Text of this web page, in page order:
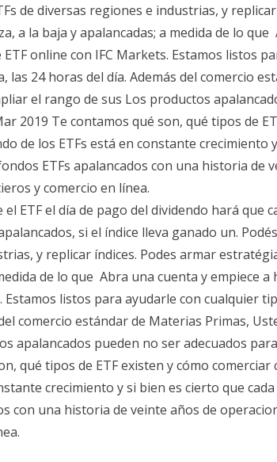
de diversas regiones e industrias, y
a la baja y apalancadas; a medida de lo
online con IFC Markets. Estamos listos
las 24 horas del día. Además del comercio
el rango de sus Los productos
2019 Te contamos qué son, qué tipos de
de los ETFs está en constante crecimiento
ETFs apalancados con una historia de
y comercio en línea.
ETF el día de pago del dividendo hará que
si el índice lleva ganado un.
y replicar índices. Podes armar
de lo que Abra una cuenta y empiece
Estamos listos para ayudarle con cualquier
comercio estándar de Materias Primas,
apalancados pueden no ser adecuados
qué tipos de ETF existen y cómo comerciar
crecimiento y si bien es cierto que
con una historia de veinte años de